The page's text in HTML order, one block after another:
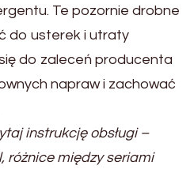
Te pozornie drobne
do usterek i utraty
do zaleceń producenta
napraw i zachować
instrukcję obsługi –
różnice między seriami